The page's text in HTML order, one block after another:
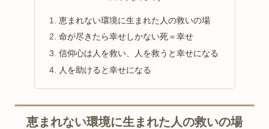
恵まれない環境に生まれた人の救いの場
命が尽きたら幸せしかない死＝幸せ
信仰心は人を救い、人を救うと幸せになる
人を助けると幸せになる
恵まれない環境に生まれた人の救いの場